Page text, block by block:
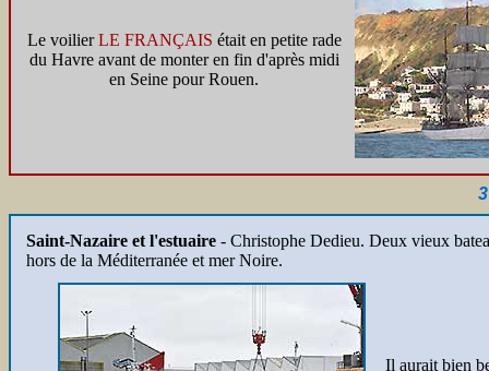
Le voilierLE FRANÇAIS était en petite rade
du Havre avant de monter en fin d'après midi
en Seine pour Rouen.
Saint-Nazaire et l'estuaire - Christophe Dedieu. Deux vieux
hors de la Méditerranée et mer Noire.
Il aurait bien